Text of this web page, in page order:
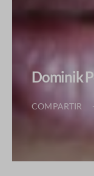
Dominik
COMPARTIR